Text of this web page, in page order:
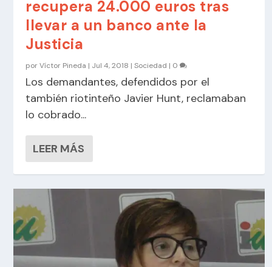
recupera 24.000 euros tras
llevar a un banco ante la
Justicia
porVíctor Pineda | Jul 4, 2018 |Sociedad | 0
Los demandantes, defendidos por el
también riotinteño Javier Hunt, reclamaban
lo cobrado...
LEER MÁS